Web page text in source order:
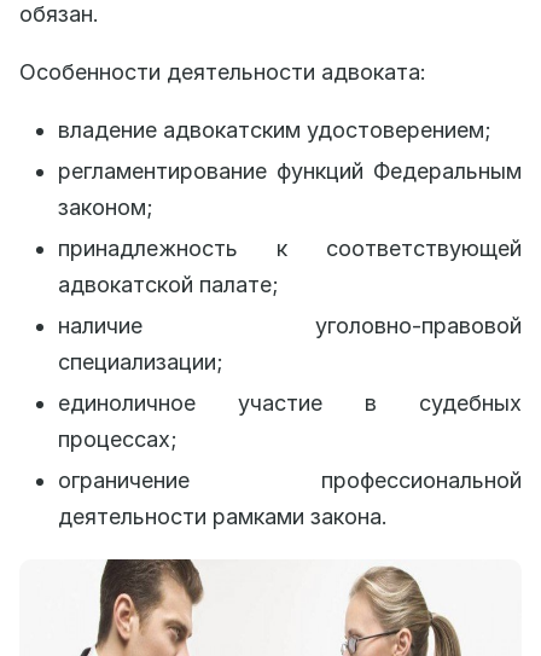
обязан.
Особенности деятельности адвоката:
владение адвокатским удостоверением;
регламентирование функций Федеральным
законом;
принадлежность к соответствующей
адвокатской палате;
наличие уголовно-правовой
специализации;
единоличное участие в судебных
процессах;
ограничение профессиональной
деятельности рамками закона.